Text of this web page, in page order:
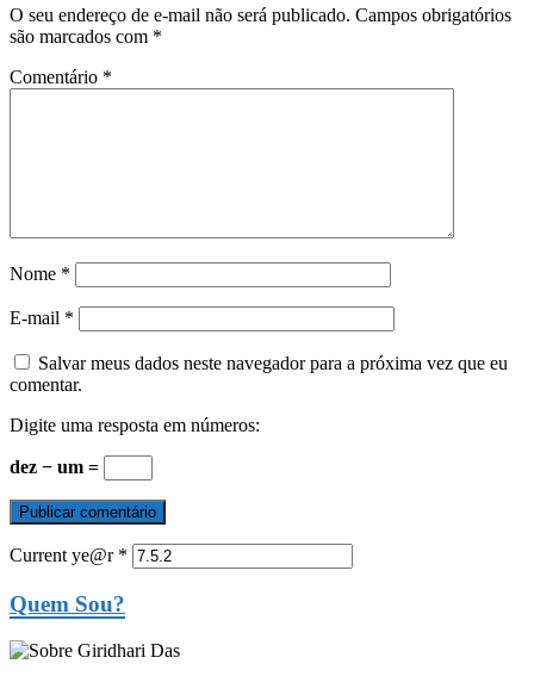
O seu endereço de e-mail não será publicado. Campos obrigatórios
são marcados com *
Comentário *
Nome *
E-mail *
Salvar meus dados neste navegador para a próxima vez que eu
comentar.
Digite uma resposta em números:
dez − um =
Current ye@r *
Quem Sou?